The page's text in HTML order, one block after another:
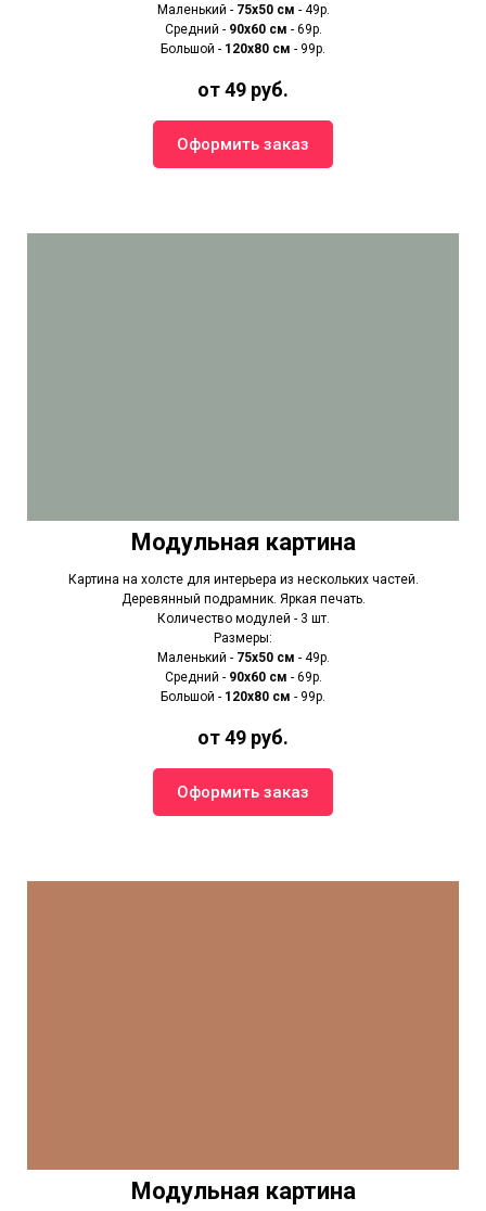
Маленький - 75х50 см - 49р.
Средний - 90x60 см - 69р.
Большой - 120х80 см - 99р.
от 49 руб.
Оформить заказ
Модульная картина
Картина на холсте для интерьера из нескольких частей.
Деревянный подрамник. Яркая печать.
Количество модулей - 3 шт.
Размеры:
Маленький - 75х50 см - 49р.
Средний - 90x60 см - 69р.
Большой - 120х80 см - 99р.
от 49 руб.
Оформить заказ
Модульная картина